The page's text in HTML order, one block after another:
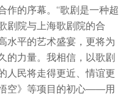
作的序幕。“歌剧是一种超
剧院与上海歌剧院的合
水平的艺术盛宴，更将为
的力量。我相信，以歌剧
人民将走得更近、情谊更
空》等项目的初心——用